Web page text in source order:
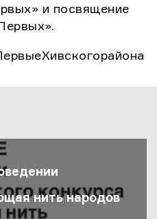
и посвящение
нить народов